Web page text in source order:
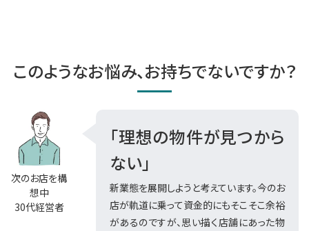
このようなお悩み、お持ちでないですか？
次のお店を構
想中
30代経営者
「理想の物件が見つから
ない」
新業態を展開しようと考えています。今のお
店が軌道に乗って資金的にもそこそこ余裕
があるのですが、思い描く店舗にあった物